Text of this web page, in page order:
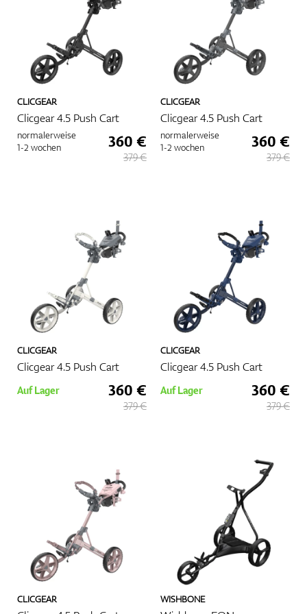
CLICGEAR
Clicgear 4.5 Push Cart
normalerweise
1-2 wochen
360 €
379 €
CLICGEAR
Clicgear 4.5 Push Cart
normalerweise
1-2 wochen
360 €
379 €
CLICGEAR
Clicgear 4.5 Push Cart
Auf Lager 360 €
379 €
CLICGEAR
Clicgear 4.5 Push Cart
Auf Lager 360 €
379 €
CLICGEAR WISHBONE